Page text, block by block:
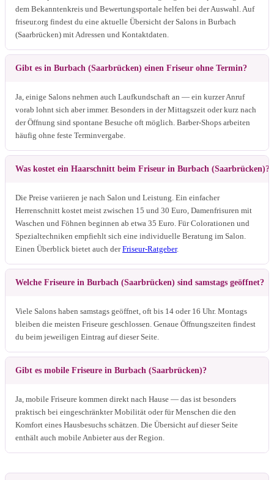
dem Bekanntenkreis und Bewertungsportale helfen bei der Auswahl. Auf
friseur.org findest du eine aktuelle Übersicht der Salons in Burbach
(Saarbrücken) mit Adressen und Kontaktdaten.
Gibt es in Burbach (Saarbrücken) einen Friseur ohne Termin?
Ja, einige Salons nehmen auch Laufkundschaft an — ein kurzer Anruf
vorab lohnt sich aber immer. Besonders in der Mittagszeit oder kurz nach
der Öffnung sind spontane Besuche oft möglich. Barber-Shops arbeiten
häufig ohne feste Terminvergabe.
Was kostet ein Haarschnitt beim Friseur in Burbach (Saarbrücken)?
Die Preise variieren je nach Salon und Leistung. Ein einfacher
Herrenschnitt kostet meist zwischen 15 und 30 Euro, Damenfrisuren mit
Waschen und Föhnen beginnen ab etwa 35 Euro. Für Colorationen und
Spezialtechniken empfiehlt sich eine individuelle Beratung im Salon.
Einen Überblick bietet auch derFriseur-Ratgeber.
Welche Friseure in Burbach (Saarbrücken) sind samstags geöffnet?
Viele Salons haben samstags geöffnet, oft bis 14 oder 16 Uhr. Montags
bleiben die meisten Friseure geschlossen. Genaue Öffnungszeiten findest
du beim jeweiligen Eintrag auf dieser Seite.
Gibt es mobile Friseure in Burbach (Saarbrücken)?
Ja, mobile Friseure kommen direkt nach Hause — das ist besonders
praktisch bei eingeschränkter Mobilität oder für Menschen die den
Komfort eines Hausbesuchs schätzen. Die Übersicht auf dieser Seite
enthält auch mobile Anbieter aus der Region.